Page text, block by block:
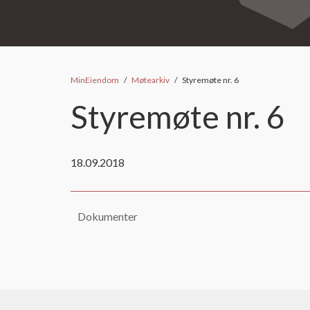
MinEiendom Møtearkiv Styremøte nr. 6
Styremøte nr. 6
18.09.2018
Dokumenter